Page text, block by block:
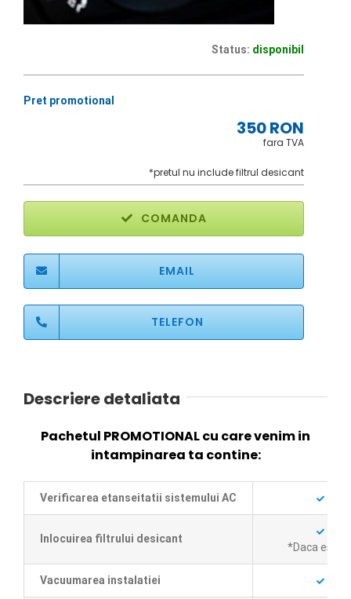
Status: disponibil
Pret promotional
350 RON
fara TVA
*pretul nu include filtrul desicant
COMANDA
EMAIL
TELEFON
Descriere detaliata
Pachetul PROMOTIONAL cu care venim in
intampinarea ta contine:
Verificarea etanseitatii sistemului AC
Inlocuirea filtrului desicant
*Daca este
Vacuumarea instalatiei